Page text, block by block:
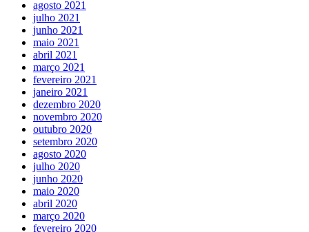
agosto 2021
julho 2021
junho 2021
maio 2021
abril 2021
março 2021
fevereiro 2021
janeiro 2021
dezembro 2020
novembro 2020
outubro 2020
setembro 2020
agosto 2020
julho 2020
junho 2020
maio 2020
abril 2020
março 2020
fevereiro 2020